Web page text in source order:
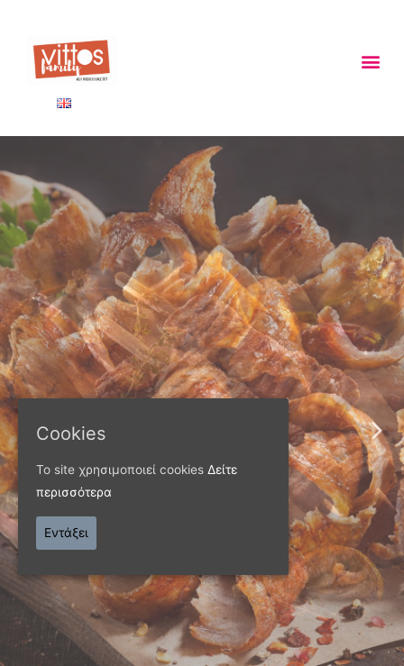
ΠΑΝΩ ΑΠΟ 40 ΧΡΟΝΙΑ
Παράγουμε προϊόντα
Γνωρίστε μας
Cookies
Το site χρησιμοποιεί cookies Δείτε
περισσότερα
Εντάξει